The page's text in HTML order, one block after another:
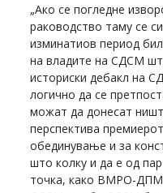
„Ако се погледне
раководство таму се
изминатиов период
на владите на СДСМ
историски дебакл на
логично да се
можат да донесат
перспектива
обединување и за
што колку и да е од
точка, како ВМРО-